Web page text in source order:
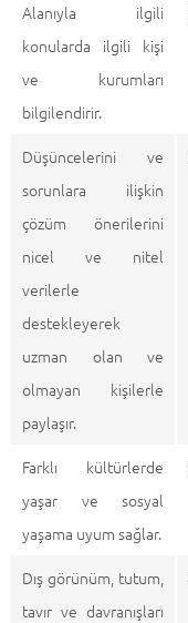
Alanıyla ilgili
konularda ilgili kişi
ve kurumları
bilgilendirir.
Düşüncelerini ve
sorunlara ilişkin
çözüm önerilerini
nicel ve nitel
verilerle
destekleyerek
uzman olan ve
olmayan kişilerle
paylaşır.
Farklı kültürlerde
yaşar ve sosyal
yaşama uyum sağlar.
Dış görünüm, tutum,
tavır ve davranışları